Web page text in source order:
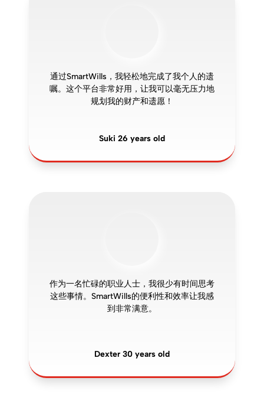
通过SmartWills，我轻松地完成了我个人的遗
嘱。这个平台非常好用，让我可以毫无压力地
规划我的财产和遗愿！
Suki 26 years old
作为一名忙碌的职业人士，我很少有时间思考
这些事情。SmartWills的便利性和效率让我感
到非常满意。
Dexter 30 years old